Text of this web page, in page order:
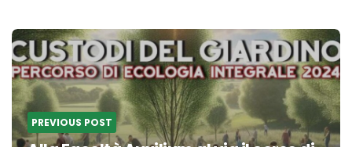
Post
navigation
PREVIOUS POST